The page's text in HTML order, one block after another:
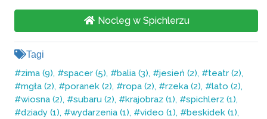
Nocleg w Spichlerzu
Tagi
zima (9) spacer (5) balia (3) jesień (2)
teatr (2)
mgła (2)
poranek (2) ropa (2) rzeka (2)
lato (2)
wiosna (2)
subaru (2) krajobraz (1)
spichlerz (1)
dziady (1)
wydarzenia (1) video (1)
beskidek (1)